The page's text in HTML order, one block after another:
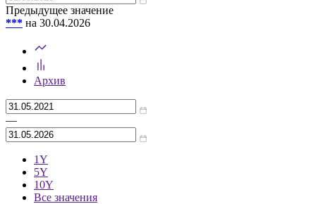
Предыдущее значение
*** на 30.04.2026
Архив
—
1Y
5Y
10Y
Все значения